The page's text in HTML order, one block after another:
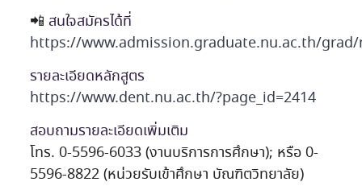
📲 สนใจสมัครได้ที่
https://www.admission.graduate.nu.ac.th/grad/
รายละเอียดหลักสูตร
https://www.dent.nu.ac.th/?page_id=2414
สอบถามรายละเอียดเพิ่มเติม
โทร. 0-5596-6033 (งานบริการการศึกษา); หรือ 0-
5596-8822 (หน่วยรับเข้าศึกษา บัณฑิตวิทยาลัย)